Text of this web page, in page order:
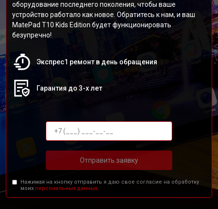
оборудование последнего поколения, чтобы ваше
устройство работало как новое. Обратитесь к нам, и ваш
MatePad T10 Kids Edition будет функционировать
безупречно!
Экспрес1 ремонт в день обращения
Гарантия до 3-х лет
Отправить заявку
Нажимая на кнопку отправить я даю свое согласие на обработку
моих персональных данных.